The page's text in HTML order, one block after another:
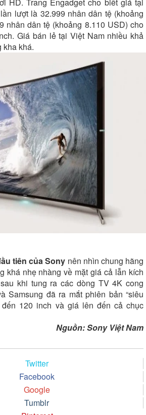
HD. Trang Engadget cho biết giá tại
lượt là 32.999 nhân dân tệ (khoảng
nhân dân tệ (khoảng 8.110 USD) cho
Giá bán lẻ tại Việt Nam nhiều khả
kha khá.
tiên của Sony nên nhìn chung hãng
khá nhẹ nhàng về mặt giá cả lẫn kích
khi tung ra các dòng TV 4K cong
Samsung đã ra mắt phiên bản “siêu
đến 120 inch và giá lên đến cả chục
Nguồn:Sony Việt Nam
Twitter
Facebook
Google
Tumblr